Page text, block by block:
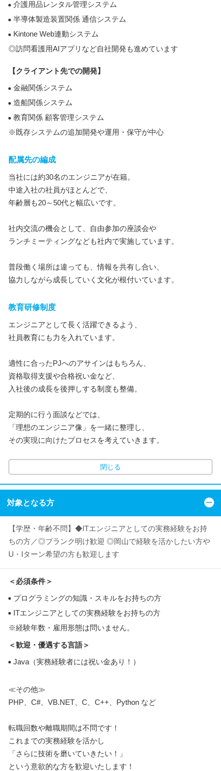
介護用品レンタル管理システム
半導体製造装置関係 通信システム
Kintone Web連動システム
◎訪問看護用AIアプリなど自社開発も進めています
【クライアント先での開発】
金融関係システム
造船関係システム
教育関係 顧客管理システム
※既存システムの追加開発や運用・保守が中心
配属先の編成
当社には約30名のエンジニアが在籍。
中途入社の社員がほとんどで、
年齢層も20～50代と幅広いです。
社内交流の機会として、自由参加の座談会や
ランチミーティングなども社内で実施しています。
普段働く場所は違っても、情報を共有し合い、
協力しながら成長していく文化が根付いています。
教育研修制度
エンジニアとして長く活躍できるよう、
社員教育にも力を入れています。
適性に合ったPJへのアサインはもちろん、
資格取得支援や合格祝い金など、
入社後の成長を後押しする制度も整備。
定期的に行う面談などでは、
「理想のエンジニア像」を一緒に整理し、
その実現に向けたプロセスを考えていきます。
閉じる
対象となる方
【学歴・年齢不問】◆ITエンジニアとしての実務経験をお持
ちの方／◎ブランク明け歓迎 ◎岡山で経験を活かしたい方や
U・Iターン希望の方も歓迎します
＜必須条件＞
プログラミングの知識・スキルをお持ちの方
ITエンジニアとしての実務経験をお持ちの方
※経験年数・雇用形態は問いません。
＜歓迎・優遇する言語＞
Java（実務経験者には祝い金あり！）
≪その他≫
PHP、C#、VB.NET、C、C++、Python など
転職回数や離職期間は不問です！
これまでの実務経験を活かし
「さらに技術を磨いていきたい！」
という意欲的な方を歓迎いたします！